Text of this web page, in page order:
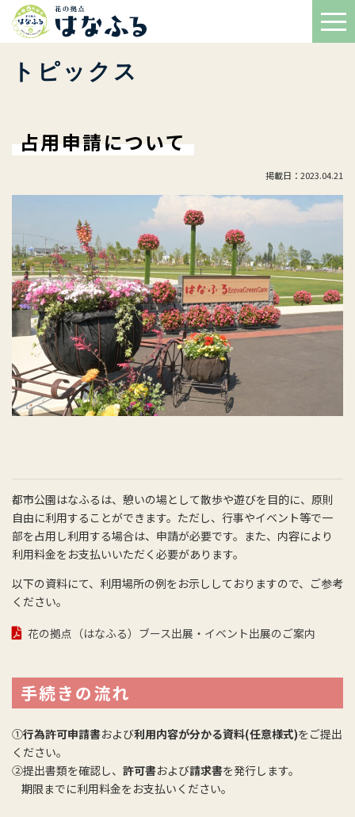
トピックス
占用申請について
掲載日：2023.04.21
都市公園はなふるは、憩いの場として散歩や遊びを目的に、原則
自由に利用することができます。ただし、行事やイベント等で一
部を占用し利用する場合は、申請が必要です。また、内容により
利用料金をお支払いいただく必要があります。
以下の資料にて、利用場所の例をお示ししておりますので、ご参考
ください。
花の拠点（はなふる）ブース出展・イベント出展のご案内
手続きの流れ
①行為許可申請書および利用内容が分かる資料(任意様式)をご提出
ください。
②提出書類を確認し、 許可書および請求書を発行します。
期限までに利用料金をお支払いください。